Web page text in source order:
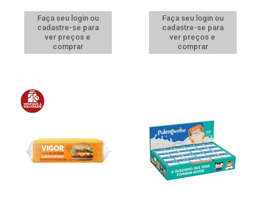
Faça seu login ou
cadastre-se para
ver preços e
comprar
Faça seu login ou
cadastre-se para
ver preços e
comprar